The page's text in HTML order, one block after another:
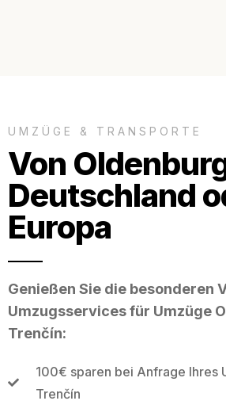
UMZÜGE & TRANSPORTE
Von
Deutschland
Europa
Genießen Sie die besonderen
Umzugsservices für Umzüge
Trenčín:
100€ sparen bei Anfrage Ihres
Trenčín